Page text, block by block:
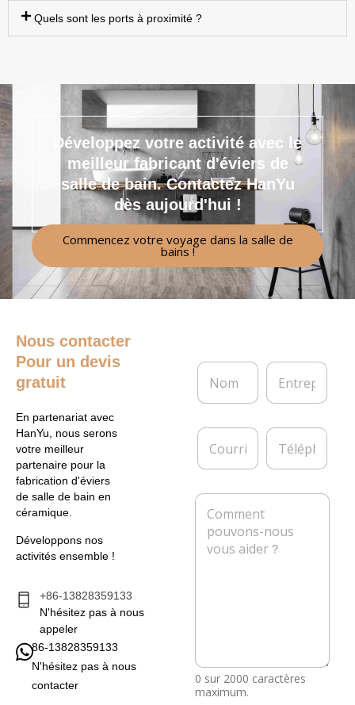
Quels sont les ports à proximité ?
Développez votre activité avec le
meilleur fabricant d'éviers de
salle de bain.Contactez HanYu
dès aujourd'hui !
Commencez votre voyage dans la salle de
bains !
Nous contacter
Pour un devis
gratuit
En partenariat avec
HanYu, nous serons
votre meilleur
partenaire pour la
fabrication d'éviers
de salle de bain en
céramique.
Développons nos
activités ensemble !
+86-13828359133
N'hésitez pas à nous
appeler
86-13828359133
N'hésitez pas à nous
contacter
N
m
E
t
e
C
u
r
T
l
p
n
e
M
0 sur 2000 caractères
maximum.